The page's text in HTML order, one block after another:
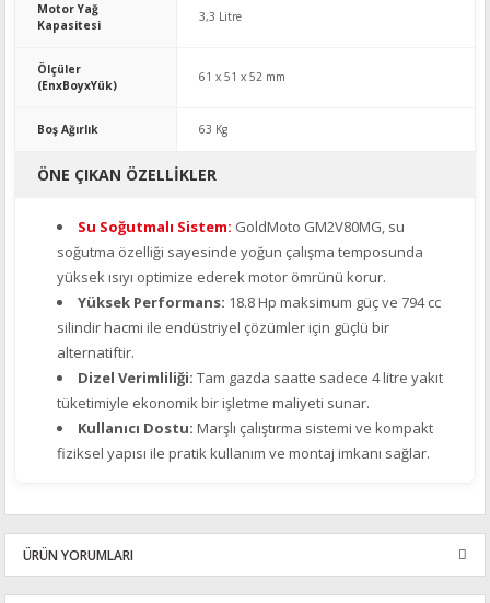
Motor Yağ
Kapasitesi
3,3 Litre
Ölçüler
(EnxBoyxYük)
61 x 51 x 52 mm
Boş Ağırlık 63 Kg
ÖNE ÇIKAN ÖZELLIKLER
Su Soğutmalı Sistem: GoldMoto GM2V80MG, su
soğutma özelliği sayesinde yoğun çalışma temposunda
yüksek ısıyı optimize ederek motor ömrünü korur.
Yüksek Performans: 18.8 Hp maksimum güç ve 794 cc
silindir hacmi ile endüstriyel çözümler için güçlü bir
alternatiftir.
Dizel Verimliliği: Tam gazda saatte sadece 4 litre yakıt
tüketimiyle ekonomik bir işletme maliyeti sunar.
Kullanıcı Dostu: Marşlı çalıştırma sistemi ve kompakt
fiziksel yapısı ile pratik kullanım ve montaj imkanı sağlar.
ÜRÜN YORUMLARI